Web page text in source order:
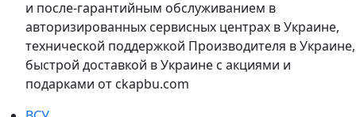
и после-гарантийным обслуживанием в
авторизированных сервисных центрах в Украине,
технической поддержкой Производителя в Украине,
быстрой доставкой в Украине с акциями и
подарками от ckapbu.com